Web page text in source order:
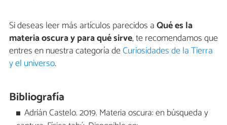
Si deseas leer más artículos parecidos aQué es la
materia oscura y para qué sirve, te recomendamos que
entres en nuestra categoría deCuriosidades de la Tierra
y el universo.
Bibliografía
Adrián Castelo. 2019. Materia oscura: en búsqueda y